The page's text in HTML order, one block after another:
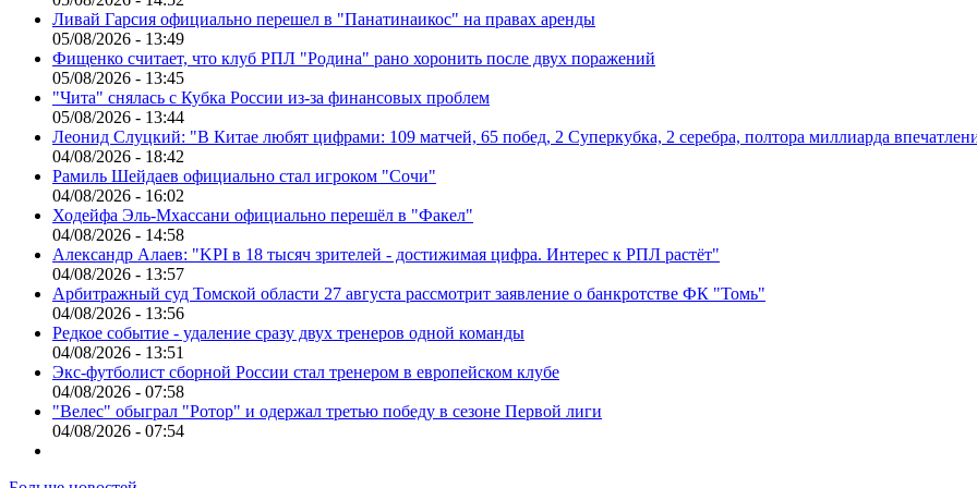
Ливай Гарсия официально перешел в "Панатинаикос" на правах аренды
05/08/2026 - 13:49
Фищенко считает, что клуб РПЛ "Родина" рано хоронить после двух поражений
05/08/2026 - 13:45
"Чита" снялась с Кубка России из-за финансовых проблем
05/08/2026 - 13:44
Леонид Слуцкий: "В Китае любят цифрами: 109 матчей, 65 побед, 2 Суперкубка, 2 серебра, полтора миллиарда
04/08/2026 - 18:42
Рамиль Шейдаев официально стал игроком "Сочи"
04/08/2026 - 16:02
Ходейфа Эль-Мхассани официально перешёл в "Факел"
04/08/2026 - 14:58
Александр Алаев: "KPI в 18 тысяч зрителей - достижимая цифра. Интерес к РПЛ растёт"
04/08/2026 - 13:57
Арбитражный суд Томской области 27 августа рассмотрит заявление о банкротстве ФК "Томь"
04/08/2026 - 13:56
Редкое событие - удаление сразу двух тренеров одной команды
04/08/2026 - 13:51
Экс-футболист сборной России стал тренером в европейском клубе
04/08/2026 - 07:58
"Велес" обыграл "Ротор" и одержал третью победу в сезоне Первой лиги
04/08/2026 - 07:54